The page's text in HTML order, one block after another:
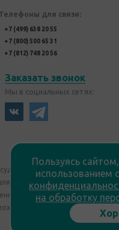
Телефоны для связи:
+7 (499) 638 20 55
+7 (800) 500 65 31
+7 (812) 748 20 56
Заказать звонок
Мы в социальных сетях:
регулировании
дистанционную
"Shoko Brand". Авторские
отличаться от
Сведения
Пользуясь
использованием
на обработку